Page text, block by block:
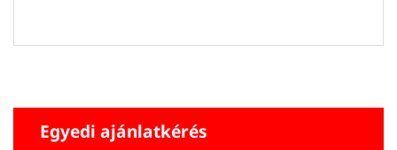
Egyedi ajánlatkérés